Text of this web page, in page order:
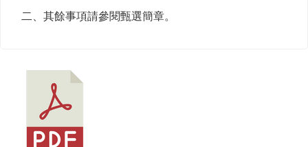
二、其餘事項請參閱甄選簡章。